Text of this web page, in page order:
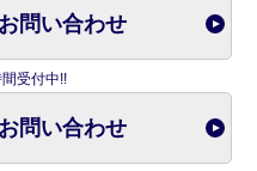
問い合わせ
受付中!!
問い合わせ